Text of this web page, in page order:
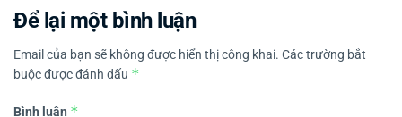
Để lại một bình luận
Email của bạn sẽ không được hiển thị công khai. Các trường bắt
buộc được đánh dấu *
Bình luận *